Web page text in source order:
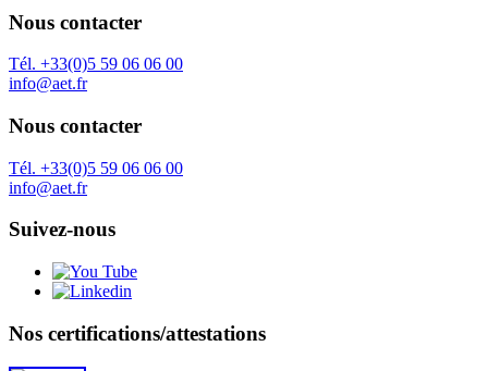
Nous contacter
Tél. +33(0)5 59 06 06 00
info@aet.fr
Nous contacter
Tél. +33(0)5 59 06 06 00
info@aet.fr
Suivez-nous
Nos certifications/attestations